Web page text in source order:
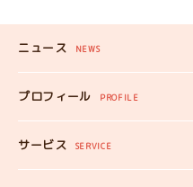
ニュース NEWS
新着記事
プロフィール PROFILE
みいちゃんのプロフィール
みいちゃんママの
サービス SERVICE
スイーツ自販機